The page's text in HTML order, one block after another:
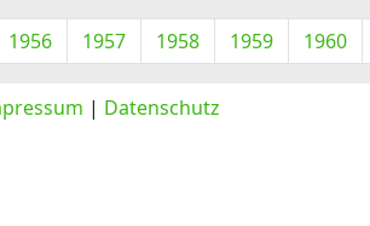
1956 1957 1958 1959 1960
| Datenschutz